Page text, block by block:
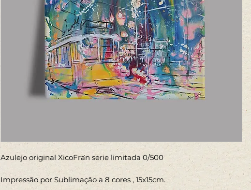
Azulejo original XicoFran serie limitada 0/500
Impressão por Sublimação a 8 cores , 15x15cm.